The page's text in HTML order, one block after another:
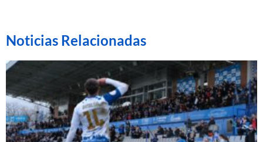
Noticias Relacionadas